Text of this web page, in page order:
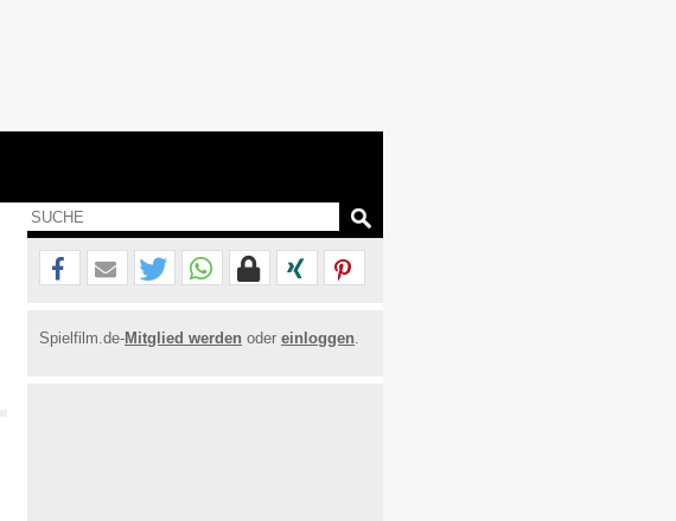
Spielfilm.de-Mitglied werden oder einloggen.